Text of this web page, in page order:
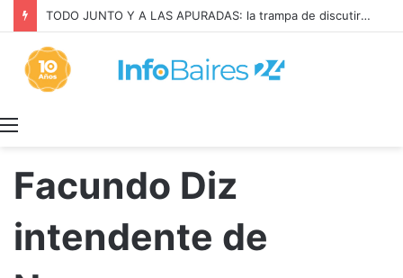
TODO JUNTO Y A LAS APURADAS: la trampa de discutir la propiedad privada como si fuera una sola cosa
Facundo Diz
intendente de